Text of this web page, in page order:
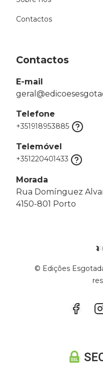
© Edições
Contactos
Contactos
E-mail
Telefone
+351918953885
Telemóvel
+351220401433
Morada
Rua Domínguez
4150-801 Porto